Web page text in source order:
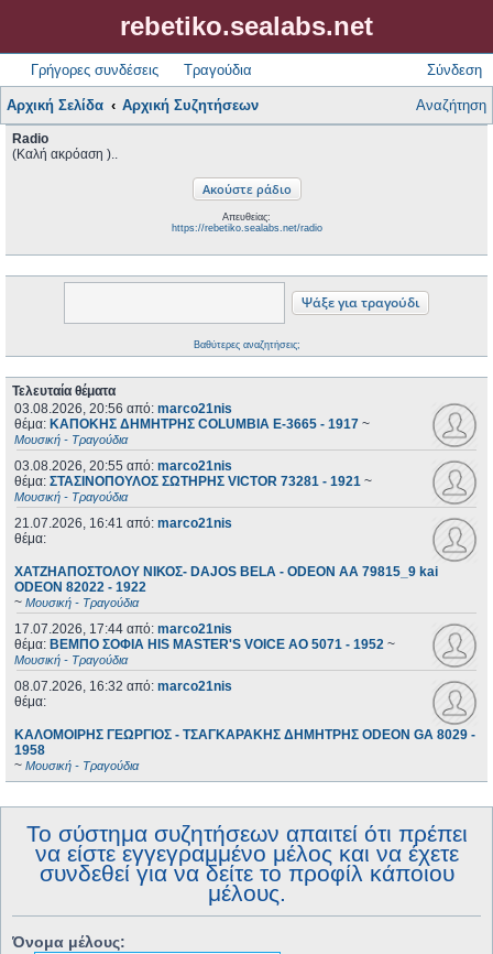
rebetiko.sealabs.net
Γρήγορες συνδέσεις Τραγούδια Σύνδεση
Αρχική Σελίδα Αρχική Συζητήσεων Αναζήτηση
Radio
(Καλή ακρόαση )..
Απευθείας:
https://rebetiko.sealabs.net/radio
Βαθύτερες αναζητήσεις;
Τελευταία θέματα
03.08.2026, 20:56 από: marco21nis
θέμα: ΚΑΠΟΚΗΣ ΔΗΜΗΤΡΗΣ COLUMBIA E-3665 - 1917 ~
Μουσική - Τραγούδια
03.08.2026, 20:55 από: marco21nis
θέμα: ΣΤΑΣΙΝΟΠΟΥΛΟΣ ΣΩΤΗΡΗΣ VICTOR 73281 - 1921 ~
Μουσική - Τραγούδια
21.07.2026, 16:41 από: marco21nis
θέμα:
ΧΑΤΖΗΑΠΟΣΤΟΛΟΥ ΝΙΚΟΣ- DAJOS BELA - ODEON AA 79815_9 kai
ODEON 82022 - 1922
~ Μουσική - Τραγούδια
17.07.2026, 17:44 από: marco21nis
θέμα: ΒΕΜΠΟ ΣΟΦΙΑ HIS MASTER'S VOICE AO 5071 - 1952 ~
Μουσική - Τραγούδια
08.07.2026, 16:32 από: marco21nis
θέμα:
ΚΑΛΟΜΟΙΡΗΣ ΓΕΩΡΓΙΟΣ - ΤΣΑΓΚΑΡΑΚΗΣ ΔΗΜΗΤΡΗΣ ODEON GA 8029 -
1958
~ Μουσική - Τραγούδια
Το σύστημα συζητήσεων απαιτεί ότι πρέπει
να είστε εγγεγραμμένο μέλος και να έχετε
συνδεθεί για να δείτε το προφίλ κάποιου
μέλους.
Όνομα μέλους: